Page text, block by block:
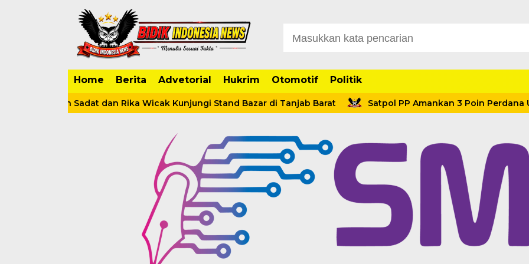
Home Berita Advetorial Hukrim Otomotif Politik
Fadhilah Sadat dan Rika Wicak Kunjungi Stand Bazar di Tanjab Barat Satpol PP Amankan 3 Poin Perdana Usai